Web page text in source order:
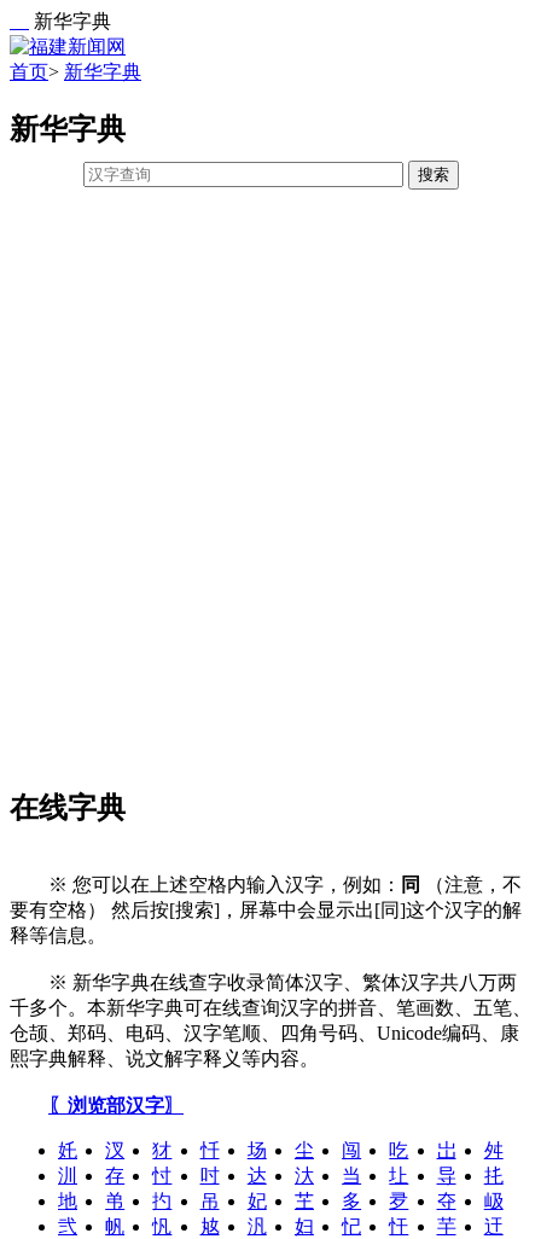
新华字典
首页> 新华字典
新华字典
搜索
在线字典
※ 您可以在上述空格内输入汉字，例如： 同
（注意，不
要有空格） 然后按[搜索]，屏幕中会显示出[同]这个汉字的解
释等信息。
※ 新华字典在线查字收录简体汉字、繁体汉字共八万两
千多个。本新华字典可在线查询汉字的拼音、笔画数、五笔、
仓颉、郑码、电码、汉字笔顺、四角号码、Unicode编码、康
熙字典解释、说文解字释义等内容。
〖浏览部汉字〗
奼 汊 犲 忏 场 尘 闯 吃 岀
舛
汌
存 忖 吋 达 汏 当 圵 导
扥
地
弚 扚 吊 妃 芏 多 夛 夺
岋
弐
帆 忛 奿 汎 妇 忋 忓 芉
迀